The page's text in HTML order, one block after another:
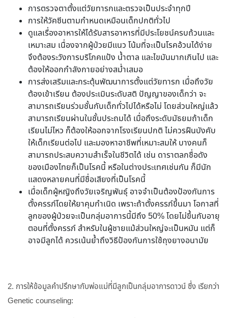
การตรวจตาตั้งแต่วัยทารกและตรวจเป็นประจำทุกปี
การให้วัคซีนตามกำหนดเหมือนเด็กปกติทั่วไป
ดูแลเรื่องอาหารให้ได้รับสารอาหารที่มีประโยชน์ครบถ้วนและ
เหมาะสม เนื่องจากผู้ป่วยมีแนว โน้มที่จะเป็นโรคอ้วนได้ง่าย
จึงต้องระวังการบริโภคแป้ง น้ำตาล และไขมันมากเกินไป และ
ต้องให้ออกกำลังกายอย่างสม่ำเสมอ
การส่งเสริมและกระตุ้นพัฒนาการตั้งแต่วัยทารก เมื่อถึงวัย
ต้องเข้าเรียน ต้องประเมินระดับสติ ปัญญาของเด็กว่า จะ
สามารถเรียนร่วมชั้นกับเด็กทั่วไปได้หรือไม่ โดยส่วนใหญ่แล้ว
สามารถเรียนผ่านในชั้นประถมได้ เมื่อถึงระดับมัธยมถ้าเด็ก
เรียนไม่ไหว ก็ต้องให้ออกจากโรงเรียนปกติ ไม่ควรฝืนบังคับ
ให้เด็กเรียนต่อไป และมองหาอาชีพที่เหมาะสมให้ บางคนก็
สามารถประสบความสำเร็จในชีวิตได้ เช่น ดาราตลกชื่อดัง
ของเมืองไทยก็เป็นโรคนี้ หรือในต่างประเทศเช่นกัน ก็มีนัก
แสดงหลายคนที่มีชื่อเสียงที่เป็นโรคนี้
เมื่อเด็กผู้หญิงถึงวัยเจริญพันธุ์ อาจจำเป็นต้องป้องกันการ
ตั้งครรภ์โดยให้ยาคุมกำเนิด เพราะถ้าตั้งครรภ์ขึ้นมา โอกาสที่
ลูกของผู้ป่วยจะเป็นกลุ่มอาการนี้มีถึง 50% โดยไม่ขึ้นกับอายุ
ตอนที่ตั้งครรภ์ สำหรับในผู้ชายแม้ส่วนใหญ่จะเป็นหมัน แต่ก็
อาจมีลูกได้ ควรเน้นย้ำถึงวิธีป้องกันการใช้ถุงยางอนามัย
2. การให้ข้อมูลคำปรึกษากับพ่อแม่ที่มีลูกเป็นกลุ่มอาการดาวน์ ซึ่ง เรียกว่า
Genetic counseling: